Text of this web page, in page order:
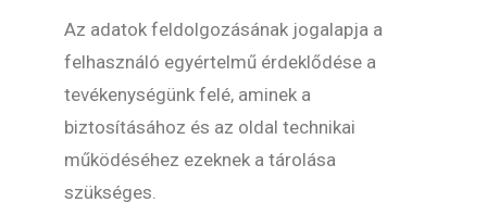
Az adatok feldolgozásának jogalapja a
felhasználó egyértelmű érdeklődése a
tevékenységünk felé, aminek a
biztosításához és az oldal technikai
működéséhez ezeknek a tárolása
szükséges.